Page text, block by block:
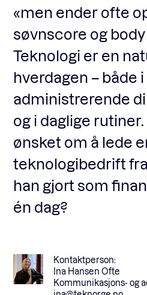
Standardavtaler
Nyheter og meninger
Rapporter
«men ender ofte
søvnscore og
Teknologi er en
hverdagen – både
administrerende
og i daglige
ønsket om å lede
teknologibedrift
han gjort som
én dag?
Kontaktperson:
Ina Hansen Ofte
Kommunikasjons- og